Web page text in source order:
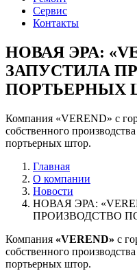
Сервис
Контакты
НОВАЯ ЭРА:
ЗАПУСТИЛА
ПОРТЬЕРНЫХ
Компания «VEREND» с
собственного
портьерных штор.
Главная
О компании
Новости
НОВАЯ ЭРА:
ПРОИЗВОДСТВО
Компания «VEREND» с
собственного
портьерных штор.